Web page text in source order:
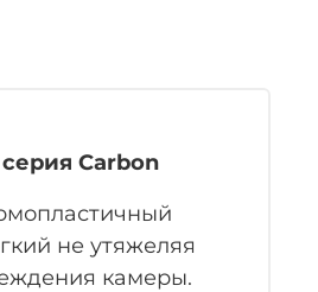
Carbon
не утяжеляя
камеры.